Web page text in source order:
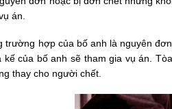
án.
trường hợp của bố anh là nguyên
của bố anh sẽ tham gia vụ án.
thay cho người chết.